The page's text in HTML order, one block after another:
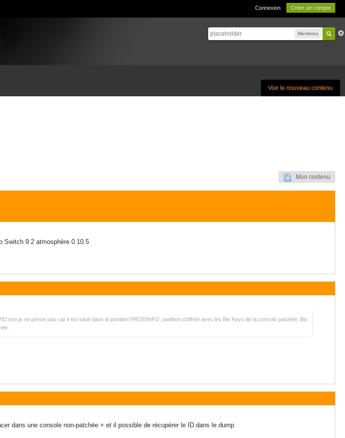
Connexion Créer un compte
Membres
Voir le nouveau contenu
Mon contenu
Switch 9.2 atmosphère 0.10.5
non je ne pense pas car il est situé dans la partition PRODINFO, partition chiffrée avec les Bis Keys de la console patchée, Bis
dans une console non-patchée + et il possible de récupérer le ID dans le dump